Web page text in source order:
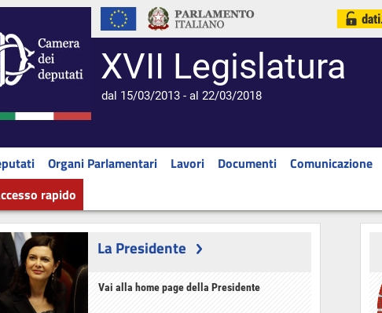
XVII Legislatura
dal 15/03/2013 - al 22/03/2018
Organi Parlamentari Lavori Documenti Comunicazione
rapido
La Presidente
Vai alla home page della Presidente